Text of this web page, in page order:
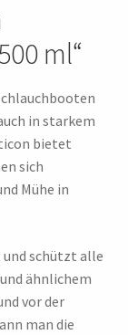
ml“
in starkem
bietet
sich
Mühe in
schützt alle
ähnlichem
vor der
man die